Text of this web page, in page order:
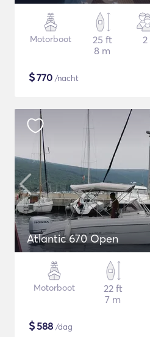
Motorboot
25 ft
8 m
2
$770 /nacht
Atlantic 670 Open
Motorboot
22 ft
7 m
$588 /dag